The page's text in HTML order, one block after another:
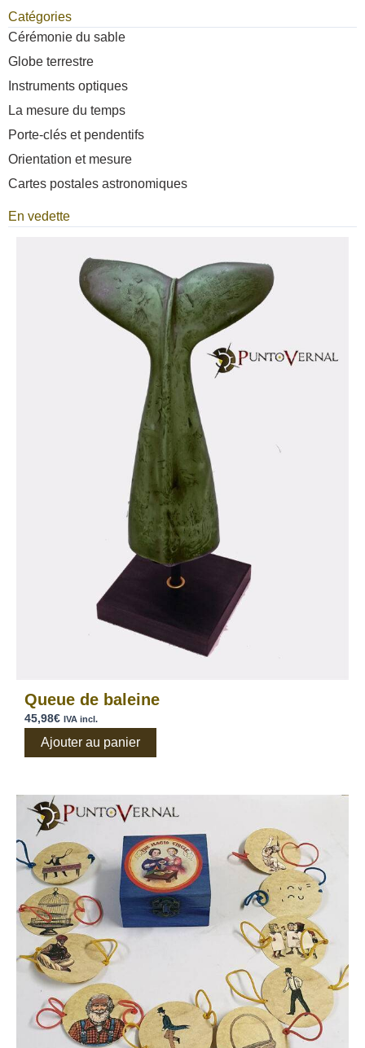
Catégories
Cérémonie du sable
Globe terrestre
Instruments optiques
La mesure du temps
Porte-clés et pendentifs
Orientation et mesure
Cartes postales astronomiques
En vedette
Queue de baleine
45,98€ IVA incl.
Ajouter au panier